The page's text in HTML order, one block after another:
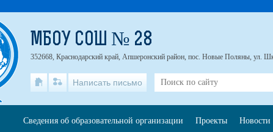
МБОУ СОШ № 28
352668, Краснодарский край, Апшеронский район, пос. Новые Поляны, ул.
Написать письмо
Сведения об образовательной организации Проекты Новости